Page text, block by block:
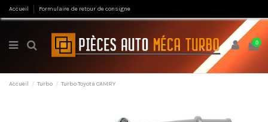
Accueil Formulaire de retour de consigne
0
Accueil Turbo Turbo Toyota CAMRY